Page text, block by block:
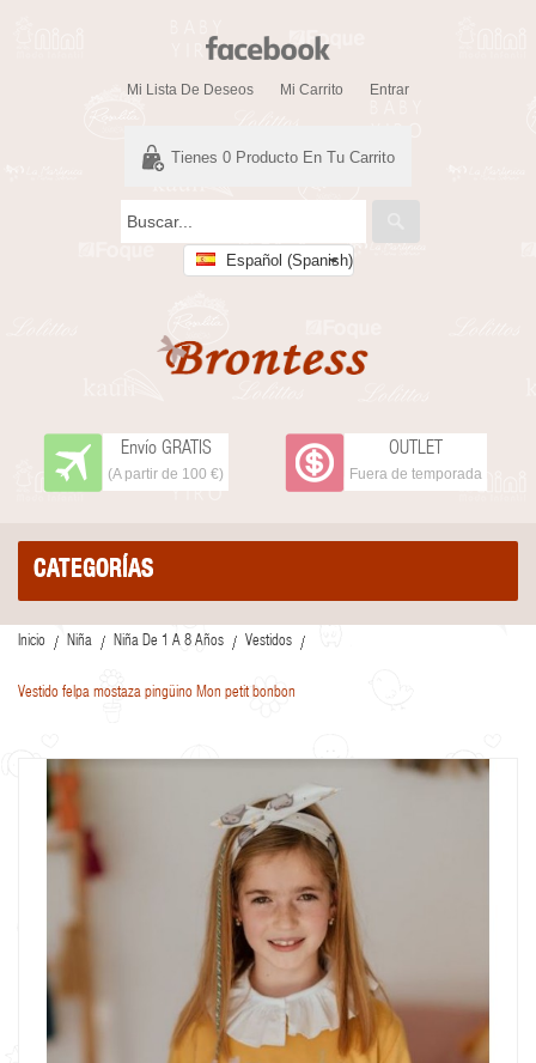
Mi Lista De Deseos Mi Carrito Entrar
Tienes 0 Producto En Tu Carrito
Español (Spanish)
Envío GRATIS
(A partir de 100 €)
OUTLET
Fuera de temporada
CATEGORÍAS
Inicio Niña Niña De 1 A 8 Años Vestidos
Vestido felpa mostaza pingüino Mon petit bonbon